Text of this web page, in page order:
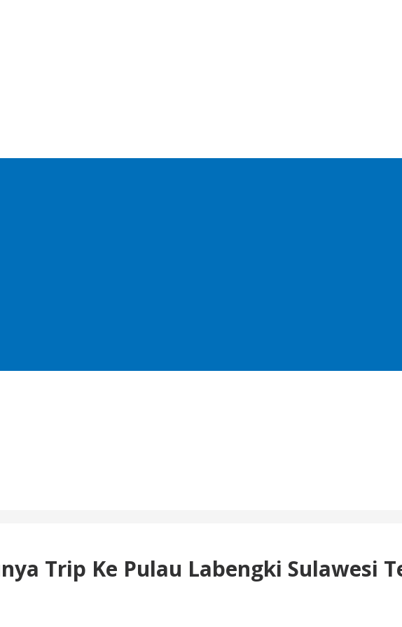
Trip Ke Pulau Labengki Sulawesi